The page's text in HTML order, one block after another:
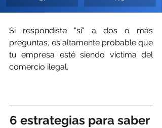
Si respondiste "sí" a dos o más
preguntas, es altamente probable que
tu empresa esté siendo víctima del
comercio ilegal.
6 estrategias para saber